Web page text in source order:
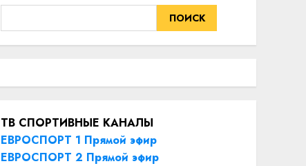
ПОИСК
ТВ СПОРТИВНЫЕ КАНАЛЫ
ЕВРОСПОРТ 1 Прямой эфир
ЕВРОСПОРТ 2 Прямой эфир